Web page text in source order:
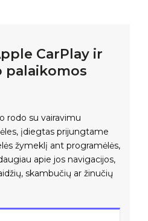
CarPlay ir
palaikomos
rodo su vairavimu
įdiegtas prijungtame
žymeklį ant programėlės,
apie jos navigacijos,
skambučių ar žinučių